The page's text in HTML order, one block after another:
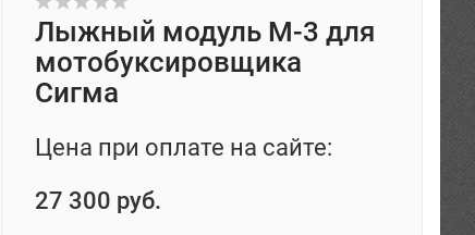
Лыжный модуль М-3 для
мотобуксировщика
Сигма
Цена при оплате на сайте:
27 300 руб.